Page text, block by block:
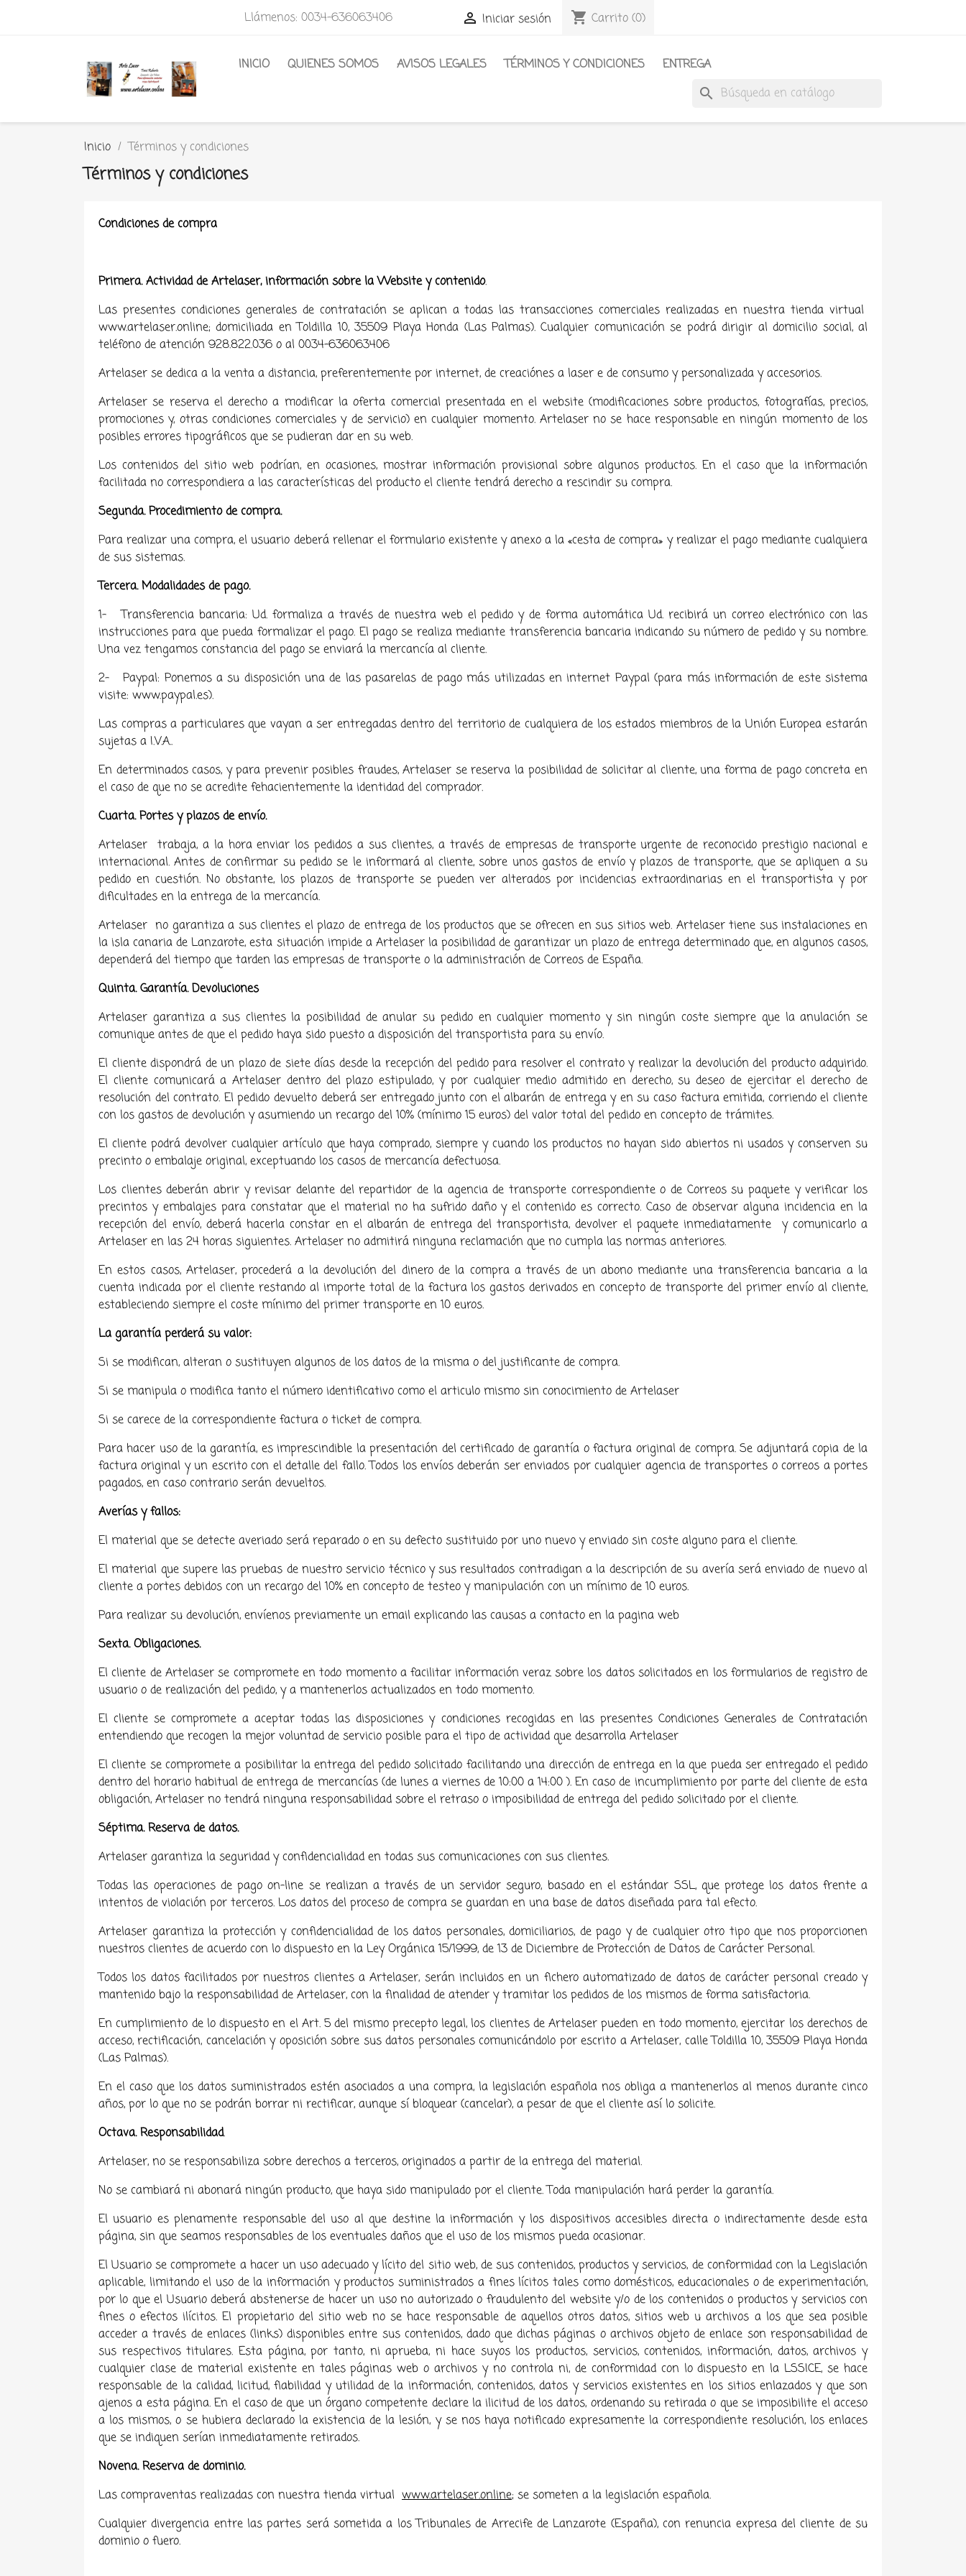
Llámenos: 0034-636063406  Iniciar sesión shopping_cart Carrito (0)
INICIO QUIENES SOMOS AVISOS LEGALES TÉRMINOS Y CONDICIONES
ENTREGA
search
Inicio Términos y condiciones
Términos y condiciones
Condiciones de compra
Primera. Actividad de Artelaser, información sobre la Website y contenido.
Las presentes condiciones generales de contratación se aplican a todas las transacciones comerciales realizadas en nuestra tienda virtual
www.artelaser.online; domiciliada en Toldilla 10, 35509 Playa Honda (Las Palmas). Cualquier comunicación se podrá dirigir al domicilio social, al
teléfono de atención 928.822.036 o al 0034-636063406
Artelaser se dedica a la venta a distancia, preferentemente por internet, de creaciónes a laser e de consumo y personalizada y accesorios.
Artelaserse reserva el derecho a modificar la oferta comercial presentada en el website (modificaciones sobre productos, fotografías, precios,
promociones y, otras condiciones comerciales y de servicio) en cualquier momento. Artelaser no se hace responsable en ningún momento de los
posibles errores tipográficos que se pudieran dar en su web.
Los contenidos del sitio web podrían, en ocasiones, mostrar información provisional sobre algunos productos. En el caso que la información
facilitada no correspondiera a las características del producto el cliente tendrá derecho a rescindir su compra.
Segunda. Procedimiento de compra.
Para realizar una compra, el usuario deberá rellenar el formulario existente y anexo a la «cesta de compra» y realizar el pago mediante cualquiera
de sus sistemas.
Tercera. Modalidades de pago.
1- Transferencia bancaria: Ud. formaliza a través de nuestra web el pedido y de forma automática Ud. recibirá un correo electrónico con las
instrucciones para que pueda formalizar el pago. El pago se realiza mediante transferencia bancaria indicando su número de pedido y su nombre.
Una vez tengamos constancia del pago se enviará la mercancía al cliente.
2- Paypal: Ponemos a su disposición una de las pasarelas de pago más utilizadas en internet Paypal (para más información de este sistema
visite: www.paypal.es).
Las compras a particulares que vayan a ser entregadas dentro del territorio de cualquiera de los estados miembros de la Unión Europea estarán
sujetas a I.V.A..
En determinados casos, y para prevenir posibles fraudes, Artelaser se reserva la posibilidad de solicitar al cliente, una forma de pago concreta en
el caso de que no se acredite fehacientemente la identidad del comprador.
Cuarta. Portes y plazos de envío.
Artelaser trabaja, a la hora enviar los pedidos a sus clientes, a través de empresas de transporte urgente de reconocido prestigio nacional e
internacional. Antes de confirmar su pedido se le informará al cliente, sobre unos gastos de envío y plazos de transporte, que se apliquen a su
pedido en cuestión. No obstante, los plazos de transporte se pueden ver alterados por incidencias extraordinarias en el transportista y por
dificultades en la entrega de la mercancía.
Artelaser no garantiza a sus clientes el plazo de entrega de los productos que se ofrecen en sus sitios web. Artelaser tiene sus instalaciones en
la isla canaria de Lanzarote, esta situación impide a Artelaser la posibilidad de garantizar un plazo de entrega determinado que, en algunos casos,
dependerá del tiempo que tarden las empresas de transporte o la administración de Correos de España.
Quinta. Garantía. Devoluciones
Artelaser garantiza a sus clientes la posibilidad de anular su pedido en cualquier momento y sin ningún coste siempre que la anulación se
comunique antes de que el pedido haya sido puesto a disposición del transportista para su envío.
El cliente dispondrá de un plazo de siete días desde la recepción del pedido para resolver el contrato y realizar la devolución del producto adquirido.
El cliente comunicará a Artelaser dentro del plazo estipulado, y por cualquier medio admitido en derecho, su deseo de ejercitar el derecho de
resolución del contrato. El pedido devuelto deberá ser entregado junto con el albarán de entrega y en su caso factura emitida, corriendo el cliente
con los gastos de devolución y asumiendo un recargo del 10% (mínimo 15 euros) del valor total del pedido en concepto de trámites.
El cliente podrá devolver cualquier artículo que haya comprado, siempre y cuando los productos no hayan sido abiertos ni usados y conserven su
precinto o embalaje original, exceptuando los casos de mercancía defectuosa.
Los clientes deberán abrir y revisar delante del repartidor de la agencia de transporte correspondiente o de Correos su paquete y verificar los
precintos y embalajes para constatar que el material no ha sufrido daño y el contenido es correcto. Caso de observar alguna incidencia en la
recepción del envío, deberá hacerla constar en el albarán de entrega del transportista, devolver el paquete inmediatamente y comunicarlo a
Artelaser en las 24 horas siguientes. Artelaser no admitirá ninguna reclamación que no cumpla las normas anteriores.
En estos casos, Artelaser, procederá a la devolución del dinero de la compra a través de un abono mediante una transferencia bancaria a la
cuenta indicada por el cliente restando al importe total de la factura los gastos derivados en concepto de transporte del primer envío al cliente,
estableciendo siempre el coste mínimo del primer transporte en 10 euros.
La garantía perderá su valor:
Si se modifican, alteran o sustituyen algunos de los datos de la misma o del justificante de compra.
Si se manipula o modifica tanto el número identificativo como el articulo mismo sin conocimiento de Artelaser
Si se carece de la correspondiente factura o ticket de compra.
Para hacer uso de la garantía, es imprescindible la presentación del certificado de garantía o factura original de compra. Se adjuntará copia de la
factura original y un escrito con el detalle del fallo. Todos los envíos deberán ser enviados por cualquier agencia de transportes o correos a portes
pagados, en caso contrario serán devueltos.
Averías y fallos:
El material que se detecte averiado será reparado o en su defecto sustituido por uno nuevo y enviado sin coste alguno para el cliente.
El material que supere las pruebas de nuestro servicio técnico y sus resultados contradigan a la descripción de su avería será enviado de nuevo al
cliente a portes debidos con un recargo del 10% en concepto de testeo y manipulación con un mínimo de 10 euros.
Para realizar su devolución, envíenos previamente un email explicando las causas a contacto en la pagina web
Sexta. Obligaciones.
El cliente de Artelaser se compromete en todo momento a facilitar información veraz sobre los datos solicitados en los formularios de registro de
usuario o de realización del pedido, y a mantenerlos actualizados en todo momento.
El cliente se compromete a aceptar todas las disposiciones y condiciones recogidas en las presentes Condiciones Generales de Contratación
entendiendo que recogen la mejor voluntad de servicio posible para el tipo de actividad que desarrolla Artelaser
El cliente se compromete a posibilitar la entrega del pedido solicitado facilitando una dirección de entrega en la que pueda ser entregado el pedido
dentro del horario habitual de entrega de mercancías (de lunes a viernes de 10:00 a 14:00 ). En caso de incumplimiento por parte del cliente de esta
obligación, Artelaser no tendrá ninguna responsabilidad sobre el retraso o imposibilidad de entrega del pedido solicitado por el cliente.
Séptima. Reserva de datos.
Artelaser garantiza la seguridad y confidencialidad en todas sus comunicaciones con sus clientes.
Todas las operaciones de pago on-line se realizan a través de un servidor seguro, basado en el estándar SSL, que protege los datos frente a
intentos de violación por terceros. Los datos del proceso de compra se guardan en una base de datos diseñada para tal efecto.
Artelaser garantiza la protección y confidencialidad de los datos personales, domiciliarios, de pago y de cualquier otro tipo que nos proporcionen
nuestros clientes de acuerdo con lo dispuesto en la Ley Orgánica 15/1999, de 13 de Diciembre de Protección de Datos de Carácter Personal.
Todos los datos facilitados por nuestros clientes a Artelaser, serán incluidos en un fichero automatizado de datos de carácter personal creado y
mantenido bajo la responsabilidad de Artelaser, con la finalidad de atender y tramitar los pedidos de los mismos de forma satisfactoria.
En cumplimiento de lo dispuesto en el Art. 5 del mismo precepto legal, los clientes de Artelaser pueden en todo momento, ejercitar los derechos de
acceso, rectificación, cancelación y oposición sobre sus datos personales comunicándolo por escrito a Artelaser, calle Toldilla 10, 35509 Playa Honda
(Las Palmas).
En el caso que los datos suministrados estén asociados a una compra, la legislación española nos obliga a mantenerlos al menos durante cinco
años, por lo que no se podrán borrar ni rectificar, aunque sí bloquear (cancelar), a pesar de que el cliente así lo solicite.
Octava. Responsabilidad.
Artelaser, no se responsabiliza sobre derechos a terceros, originados a partir de la entrega del material.
No se cambiará ni abonará ningún producto, que haya sido manipulado por el cliente. Toda manipulación hará perder la garantía.
El usuario es plenamente responsable del uso al que destine la información y los dispositivos accesibles directa o indirectamente desde esta
página, sin que seamos responsables de los eventuales daños que el uso de los mismos pueda ocasionar.
El Usuario se compromete a hacer un uso adecuado y lícito del sitio web, de sus contenidos, productos y servicios, de conformidad con la Legislación
aplicable, limitando el uso de la información y productos suministrados a fines lícitos tales como domésticos, educacionales o de experimentación,
por lo que el Usuario deberá abstenerse de hacer un uso no autorizado o fraudulento del website y/o de los contenidos o productos y servicios con
fines o efectos ilícitos. El propietario del sitio web no se hace responsable de aquellos otros datos, sitios web u archivos a los que sea posible
acceder a través de enlaces (links) disponibles entre sus contenidos, dado que dichas páginas o archivos objeto de enlace son responsabilidad de
sus respectivos titulares. Esta página, por tanto, ni aprueba, ni hace suyos los productos, servicios, contenidos, información, datos, archivos y
cualquier clase de material existente en tales páginas web o archivos y no controla ni, de conformidad con lo dispuesto en la LSSICE, se hace
responsable de la calidad, licitud, fiabilidad y utilidad de la información, contenidos, datos y servicios existentes en los sitios enlazados y que son
ajenos a esta página. En el caso de que un órgano competente declare la ilicitud de los datos, ordenando su retirada o que se imposibilite el acceso
a los mismos, o se hubiera declarado la existencia de la lesión, y se nos haya notificado expresamente la correspondiente resolución, los enlaces
que se indiquen serían inmediatamente retirados.
Novena. Reserva de dominio.
Las compraventas realizadas con nuestra tienda virtual www.artelaser.online; se someten a la legislación española.
Cualquier divergencia entre las partes será sometida a los Tribunales de Arrecife de Lanzarote (España), con renuncia expresa del cliente de su
dominio o fuero.